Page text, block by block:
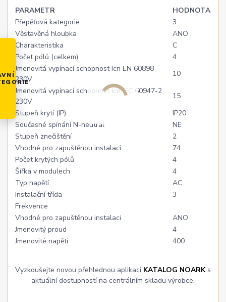
PARAMETR
HODNOTA
Přepěťová kategorie
3
Věstavěná hloubka
ANO
Charakteristika
C
Počet pólů (celkem)
4
Jmenovitá vypínací schopnost Icn EN 60898
230V
10
Jmenovitá vypínací schopnost Icn IEC 60947-2
230V
15
Stupeň krytí (IP)
IP20
Současné spínání N-neutral
NE
Stupeň znečištění
2
Vhodné pro zapuštěnou instalaci
74
Počet krytých pólů
4
Šířka v modulech
4
Typ napětí
AC
Instalační třída
3
Frekvence
Vhodné pro zapuštěnou instalaci
ANO
Jmenovitý proud
4
Jmenovité napětí
400
Vyzkoušejte novou přehlednou aplikaci KATALOG NOARKs
aktuální dostupností na centrálním skladu výrobce.